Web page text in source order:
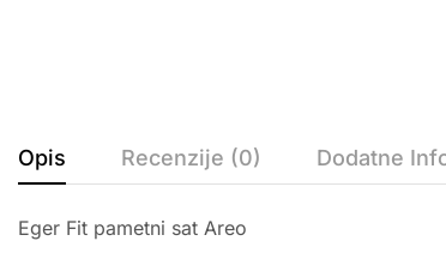
Opis Recenzije (0) Dodatne
Eger Fit pametni sat Areo